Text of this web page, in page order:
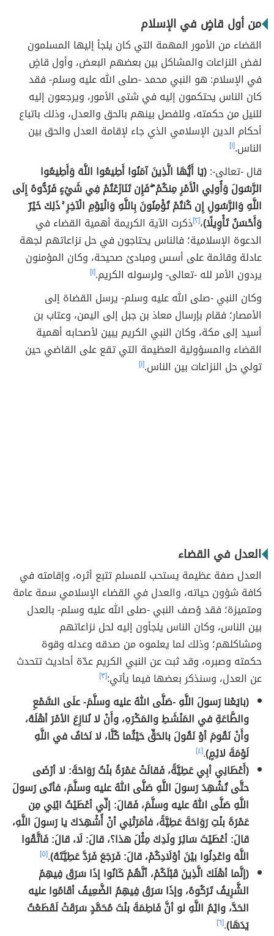
من أول قاضٍ في الإسلام
القضاء من الأمور المهمة التي كان يلجأ إليها المسلمون
لفض النزاعات والمشاكل بين بعضهم البعض، وأول قاضٍ
في الإسلام: هو النبي محمد -صلى الله عليه وسلم- فقد
كان الناس يحتكمون إليه في شتى الأمور، ويرجعون إليه
للنيل من حكمته، وللفصل بينهم بالحق والعدل، وذلك باتباع
أحكام الدين الإسلامي الذي جاء لإقامة العدل والحق بين
الناس.[١]
قال -تعالى-:(يَا أَيُّهَا الَّذِينَ آمَنُوا أَطِيعُوا اللَّهَ وَأَطِيعُوا
الرَّسُولَ وَأُولِي الْأَمْرِ مِنكُمْ ۖ فَإِن تَنَازَعْتُمْ فِي شَيْءٍ فَرُدُّوهُ إِلَى
اللَّهِ وَالرَّسُولِ إِن كُنتُمْ تُؤْمِنُونَ بِاللَّهِ وَالْيَوْمِ الْآخِرِ ۚ ذَلِكَ خَيْرٌ
وَأَحْسَنُ تَأْوِيلًا)،[٢] ذكرت الآية الكريمة أهمية القضاء في
الدعوة الإسلامية؛ فالناس يحتاجون في حل نزاعاتهم لجهة
عادلة وقائمة على أسس ومبادئ صحيحة، وكان المؤمنون
يردون الأمر لله -تعالى- ولرسوله الكريم.[١]
وكان النبي -صلى الله عليه وسلم- يرسل القضاة إلى
الأمصار؛ فقام بإرسال معاذ بن جبل إلى اليمن، وعتاب بن
أسيد إلى مكة، وكان النبي الكريم يبين لأصحابه أهمية
القضاء والمسؤولية العظيمة التي تقع على القاضي حين
تولي حل النزاعات بين الناس.[١]
العدل في القضاء
العدل صفة عظيمة يستحب للمسلم تتبع أثره، وإقامته في
كافة شؤون حياته، والعدل في القضاء الإسلامي سمة عامة
ومتميزة؛ فقد وُصف النبي -صلى الله عليه وسلم- بالعدل
بين الناس، وكان الناس يلجأون إليه لحل نزاعاتهم
ومشاكلهم؛ وذلك لما يعلموه من صدقه وعدله وقوة
حكمته وصبره، وقد ثبت عن النبي الكريم عدّة أحاديث تتحدث
عن العدل، وسنذكر بعضها فيما يأتي:[٣]
(بايَعْنا رَسولَ اللَّهِ -صَلَّى اللهُ عليه وسلَّمَ- علَى السَّمْعِ
والطَّاعَةِ في المَنْشَطِ والمَكْرَهِ، وأَنْ لا نُنازِعَ الأمْرَ أهْلَهُ،
وأَنْ نَقُومَ أوْ نَقُولَ بالحَقِّ حَيْثُما كُنَّا، لا نَخافُ في اللَّهِ
لَوْمَةَ لائِمٍ).[٤]
(أَعْطَانِي أبِي عَطِيَّةً، فَقالَتْ عَمْرَةُ بنْتُ رَوَاحَةَ: لا أرْضَى
حتَّى تُشْهِدَ رَسولَ اللَّهِ صَلَّى اللهُ عليه وسلَّمَ، فأتَى رَسولَ
اللَّهِ صَلَّى اللهُ عليه وسلَّمَ، فَقالَ: إنِّي أعْطَيْتُ ابْنِي مِن
عَمْرَةَ بنْتِ رَوَاحَةَ عَطِيَّةً، فأمَرَتْنِي أنْ أُشْهِدَكَ يا رَسولَ اللَّهِ،
قالَ: أعْطَيْتَ سَائِرَ ولَدِكَ مِثْلَ هذا؟، قالَ: لَا، قالَ: فَاتَّقُوا
اللَّهَ واعْدِلُوا بيْنَ أوْلَادِكُمْ، قالَ: فَرَجَعَ فَرَدَّ عَطِيَّتَهُ).[٥]
(إنَّما أهْلَكَ الَّذِينَ قَبْلَكُمْ، أنَّهُمْ كَانُوا إذَا سَرَقَ فِيهِمُ
الشَّرِيفُ تَرَكُوهُ، وإذَا سَرَقَ فِيهِمُ الضَّعِيفُ أقَامُوا عليه
الحَدَّ، وايْمُ اللَّهِ لو أنَّ فَاطِمَةَ بنْتَ مُحَمَّدٍ سَرَقَتْ لَقَطَعْتُ
يَدَهَا).[٦]